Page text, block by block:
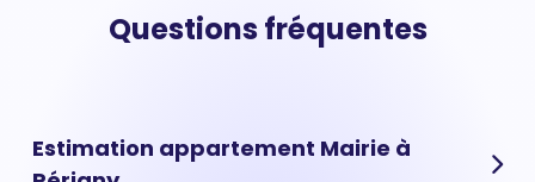
Questions fréquentes
Estimation appartement Mairie à